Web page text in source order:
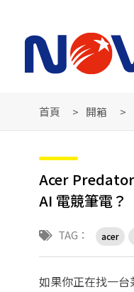
首頁 開箱
Acer
AI 電競筆電？
TAG： acer
如果你正在找一